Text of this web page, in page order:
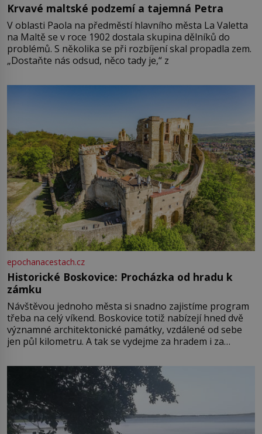
Krvavé maltské podzemí a tajemná Petra
V oblasti Paola na předměstí hlavního města La Valetta
na Maltě se v roce 1902 dostala skupina dělníků do
problémů. S několika se při rozbíjení skal propadla zem.
„Dostaňte nás odsud, něco tady je,“ z
epochanacestach.cz
Historické Boskovice: Procházka od hradu k
zámku
Návštěvou jednoho města si snadno zajistíme program
třeba na celý víkend. Boskovice totiž nabízejí hned dvě
významné architektonické památky, vzdálené od sebe
jen půl kilometru. A tak se vydejme za hradem i za
Boskovice na okraji Drahanské vrchoviny vznikla někdy
ve13. století, a už v roce 1313 kronikáři zaznamenali